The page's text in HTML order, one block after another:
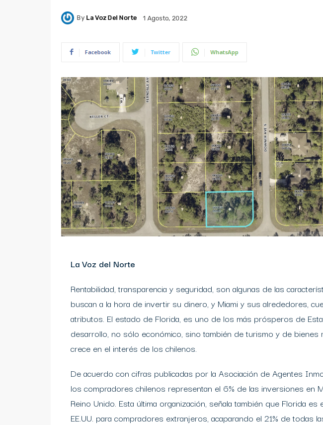
La Voz del Norte
Rentabilidad, transparencia y seguridad, son algunas de las
buscan a la hora de invertir su dinero, y Miami y sus alrededores,
atributos. El estado de Florida, es uno de los más prósperos de
desarrollo, no sólo económico, sino también de turismo y de bienes
crece en el interés de los chilenos.
De acuerdo con cifras publicadas por la Asociación de Agentes
los compradores chilenos representan el 6% de las inversiones en
Reino Unido. Esta última organización, señala también que Florida
EE.UU. para compradores extranjeros, acaparando el 21% de todas